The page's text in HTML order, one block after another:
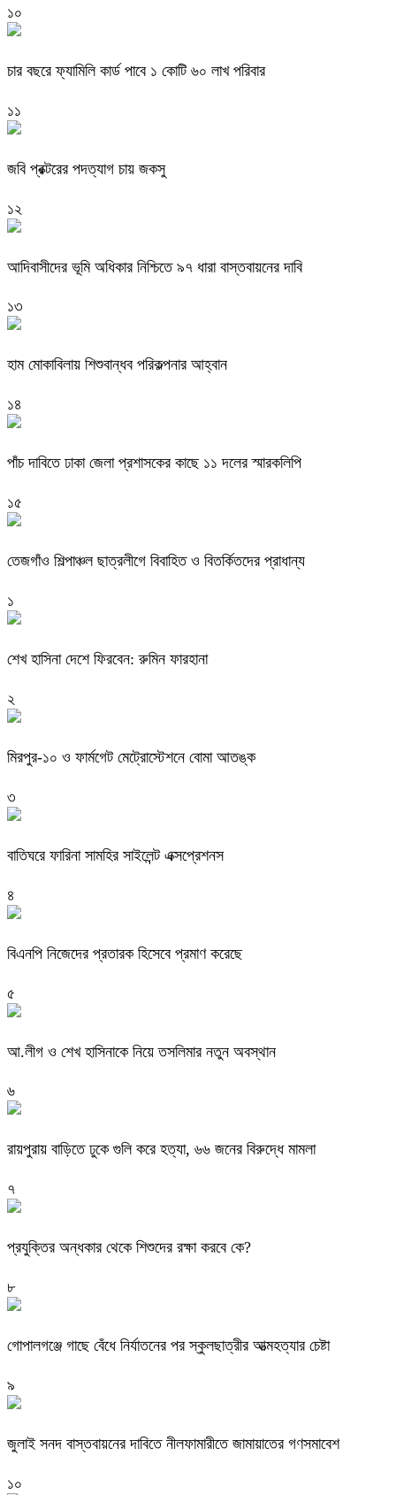
১০
চার বছরে ফ্যামিলি কার্ড পাবে ১ কোটি ৬০ লাখ পরিবার
১১
জবি প্রক্টরের পদত্যাগ চায় জকসু
১২
আদিবাসীদের ভূমি অধিকার নিশ্চিতে ৯৭ ধারা বাস্তবায়নের দাবি
১৩
হাম মোকাবিলায় শিশুবান্ধব পরিকল্পনার আহ্বান
১৪
পাঁচ দাবিতে ঢাকা জেলা প্রশাসকের কাছে ১১ দলের স্মারকলিপি
১৫
তেজগাঁও শিল্পাঞ্চল ছাত্রলীগে বিবাহিত ও বিতর্কিতদের প্রাধান্য
১
শেখ হাসিনা দেশে ফিরবেন: রুমিন ফারহানা
২
মিরপুর-১০ ও ফার্মগেট মেট্রোস্টেশনে বোমা আতঙ্ক
৩
বাতিঘরে ফারিনা সামহির সাইলেন্ট এক্সপ্রেশনস
৪
বিএনপি নিজেদের প্রতারক হিসেবে প্রমাণ করেছে
৫
আ.লীগ ও শেখ হাসিনাকে নিয়ে তসলিমার নতুন অবস্থান
৬
রায়পুরায় বাড়িতে ঢুকে গুলি করে হত্যা, ৬৬ জনের বিরুদ্ধে মামলা
৭
প্রযুক্তির অন্ধকার থেকে শিশুদের রক্ষা করবে কে?
৮
গোপালগঞ্জে গাছে বেঁধে নির্যাতনের পর স্কুলছাত্রীর আত্মহত্যার চেষ্টা
৯
জুলাই সনদ বাস্তবায়নের দাবিতে নীলফামারীতে জামায়াতের গণসমাবেশ
১০